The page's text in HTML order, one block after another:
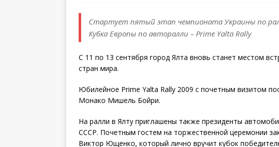
Стартует пятый этап чемпионата Украины по
Кубка Европы по авторалли – Prime Yalta Rally
С 11 по 13 сентября город Ялта вновь станет местом
стран мира.
Юбилейное Prime Yalta Rally 2009 с почетным визитом
Монако Мишель Бойри.
На ралли в Ялту приглашены также президенты
СССР. Почетным гостем на торжественной церемонии
Виктор Ющенко, который лично вручит кубок